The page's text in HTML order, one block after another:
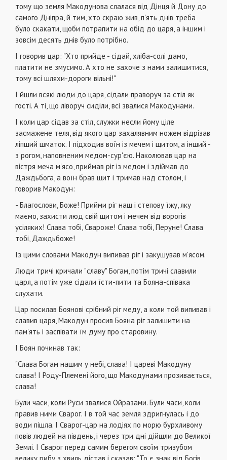
тому що земля Макодунова слалася від Дінця й Дону до
самого Дніпра, й тим, хто скраю жив, п'ять днів треба
було скакати, щоби потрапити на обід до царя, а іншим і
зовсім десять днів було потрібно.
І говорив цар: "Хто прийде - сідай, хліба-солі дамо,
платити не змусимо. А хто не захоче з нами залишитися,
тому всі шляхи-дороги вільні!"
І йшли всякі люди до царя, сідали праворуч за стіл як
гості. А ті, що ліворуч сиділи, всі звалися Макодунами.
І коли цар сідав за стіл, служки несли йому ціле
засмажене теля, від якого цар захалявним ножем відрізав
ліпший шматок. І підходив воїн із мечем і щитом, а інший -
з рогом, наповненим медом-сур'єю. Наколював цар на
вістря меча м'ясо, приймав ріг із медом і здіймав до
Даждьбога, а воїн брав щит і тримав над столом, і
говорив Макодун:
- Благослови, Боже! Прийми ріг наш і степову їжу, яку
маємо, захисти люд свій щитом і мечем від ворогів
усіляких! Слава тобі, Свароже! Слава тобі, Перуне! Слава
тобі, Даждьбоже!
Із цими словами Макодун випивав ріг і закушував м'ясом.
Люди тричі кричали "славу" Богам, потім тричі славили
царя, а потім уже сідали їсти-пити та Бояна-співака
слухати.
Цар посилав Боянові срібний ріг меду, а коли той випивав і
славив царя, Макодун просив Бояна ріг залишити на
пам'ять і заспівати їм думу про старовину.
І Боян починав так:
"Слава Богам нашим у небі, слава! І цареві Макодуну
слава! І Роду-Племені його, що Макодунами прозивається,
слава!
Були часи, коли Руси звалися Ойразами. Були часи, коли
правив ними Сварог. І в той час земля здригнулась і до
води пішла. І Сварог-цар на лодіях по морю бурхливому
повів людей на південь, і через три дні дійшли до Великої
Землі. І Сварог перед самим берегом своїм тризубом